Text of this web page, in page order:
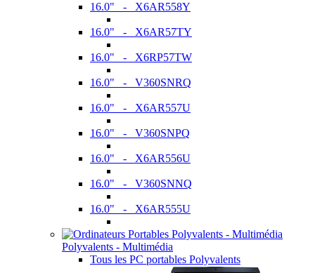
16.0" - X6AR558Y
16.0" - X6AR57TY
16.0" - X6RP57TW
16.0" - V360SNRQ
16.0" - X6AR557U
16.0" - V360SNPQ
16.0" - X6AR556U
16.0" - V360SNNQ
16.0" - X6AR555U
Polyvalents - Multimédia
Tous les PC portables Polyvalents